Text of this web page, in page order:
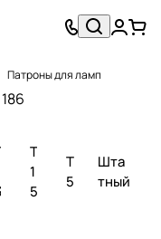
Патроны для ламп
186
T
1
5
T
5
Шта
тный